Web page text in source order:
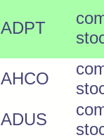
ADPT
AHCO
ADUS